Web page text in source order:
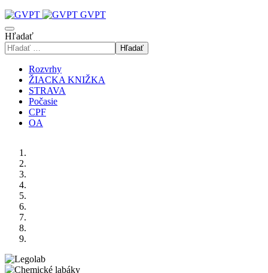
GVPT
Hľadať
Hľadať
Rozvrhy
ŽIACKA KNIŽKA
STRAVA
Počasie
CPF
OA